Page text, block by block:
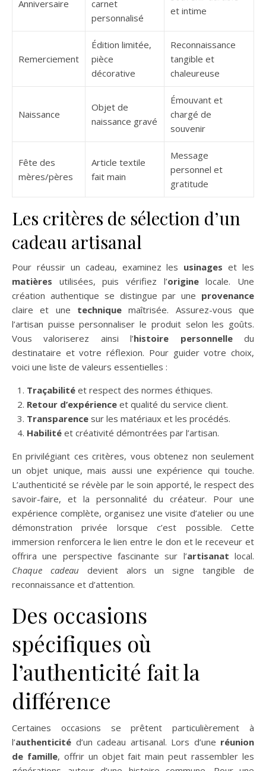
Anniversaire
carnet
personnalisé
et intime
Remerciement
Édition limitée,
pièce
décorative
Reconnaissance
tangible et
chaleureuse
Naissance
Objet de
naissance gravé
Émouvant et
chargé de
souvenir
Fête des
mères/pères
Article textile
fait main
Message
personnel et
gratitude
Les critères de sélection d’un
cadeau artisanal
Pour réussir un cadeau, examinez les usinages et les
matières utilisées, puis vérifiez l’originelocale. Une
création authentique se distingue par une provenance
claire et une technique maîtrisée. Assurez-vous que
l’artisan puisse personnaliser le produit selon les goûts.
Vous valoriserez ainsi l’histoire personnelledu
destinataire et votre réflexion. Pour guider votre choix,
voici une liste de valeurs essentielles :
Traçabilité et respect des normes éthiques.
Retour d’expérience et qualité du service client.
Transparence sur les matériaux et les procédés.
Habilité et créativité démontrées par l’artisan.
En privilégiant ces critères, vous obtenez non seulement
un objet unique, mais aussi une expérience qui touche.
L’authenticité se révèle par le soin apporté, le respect des
savoir-faire, et la personnalité du créateur. Pour une
expérience complète, organisez une visite d’atelier ou une
démonstration privée lorsque c’est possible. Cette
immersion renforcera le lien entre le don et le receveur et
offrira une perspective fascinante sur l’artisanat local.
Chaque cadeau devient alors un signe tangible de
reconnaissance et d’attention.
Des occasions
spécifiques où
l’authenticité fait la
différence
Certaines occasions se prêtent particulièrement à
l’authenticité d’un cadeau artisanal. Lors d’une réunion
de famille, offrir un objet fait main peut rassembler les